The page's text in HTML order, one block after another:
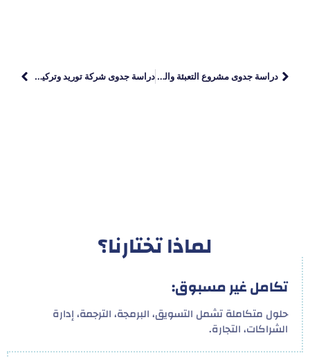
دراسة جدوى مشروع التعبئة والتغليف: دليلك للربح مع بداية دراسة جدوى شركة توريد وتركيب المصاعد الكهربائية
لماذا تختارنا؟
تكامل غير مسبوق:
حلول متكاملة تشمل التسويق، البرمجة، الترجمة، إدارة
الشراكات، التجارة.